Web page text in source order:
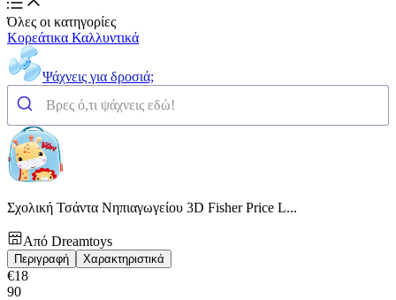
Όλες οι κατηγορίες
Κορεάτικα Καλλυντικά
Ψάχνεις για δροσιά;
Σχολική Τσάντα Νηπιαγωγείου 3D Fisher Price L...
Από Dreamtoys
Περιγραφή Χαρακτηριστικά
€18
90